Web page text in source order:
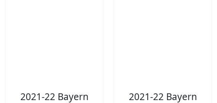
2021-22 Bayern
2021-22 Bayern